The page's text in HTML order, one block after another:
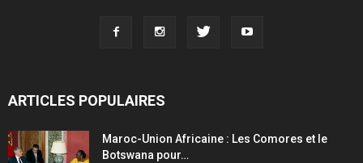
ARTICLES POPULAIRES
Maroc-Union Africaine : Les Comores et le
Botswana pour…